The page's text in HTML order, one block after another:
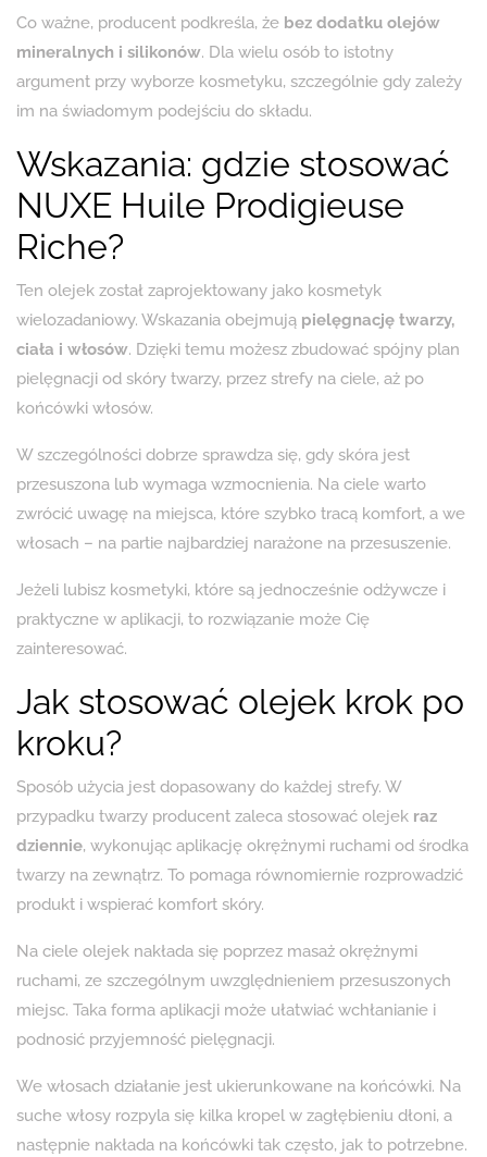
Co ważne, producent podkreśla, że bez dodatku olejów
mineralnych i silikonów. Dla wielu osób to istotny
argument przy wyborze kosmetyku, szczególnie gdy zależy
im na świadomym podejściu do składu.
Wskazania: gdzie stosować
NUXE Huile Prodigieuse
Riche?
Ten olejek został zaprojektowany jako kosmetyk
wielozadaniowy. Wskazania obejmują pielęgnację twarzy,
ciała i włosów. Dzięki temu możesz zbudować spójny plan
pielęgnacji od skóry twarzy, przez strefy na ciele, aż po
końcówki włosów.
W szczególności dobrze sprawdza się, gdy skóra jest
przesuszona lub wymaga wzmocnienia. Na ciele warto
zwrócić uwagę na miejsca, które szybko tracą komfort, a we
włosach – na partie najbardziej narażone na przesuszenie.
Jeżeli lubisz kosmetyki, które są jednocześnie odżywcze i
praktyczne w aplikacji, to rozwiązanie może Cię
zainteresować.
Jak stosować olejek krok po
kroku?
Sposób użycia jest dopasowany do każdej strefy. W
przypadku twarzy producent zaleca stosować olejek raz
dziennie, wykonując aplikację okrężnymi ruchami od środka
twarzy na zewnątrz. To pomaga równomiernie rozprowadzić
produkt i wspierać komfort skóry.
Na ciele olejek nakłada się poprzez masaż okrężnymi
ruchami, ze szczególnym uwzględnieniem przesuszonych
miejsc. Taka forma aplikacji może ułatwiać wchłanianie i
podnosić przyjemność pielęgnacji.
We włosach działanie jest ukierunkowane na końcówki. Na
suche włosy rozpyla się kilka kropel w zagłębieniu dłoni, a
następnie nakłada na końcówki tak często, jak to potrzebne.